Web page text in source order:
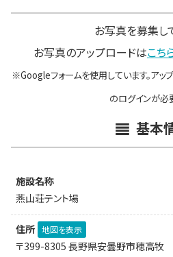
お写真を募集し
お写真のアップロードはこち
※Googleフォームを使用しています。ア
のログインが必
基本
施設名称
燕山荘テント場
住所 地図を表示
〒399-8305 長野県安曇野市穂高牧